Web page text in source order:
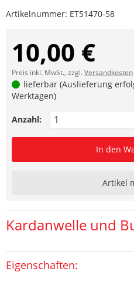
Artikelnummer: ET51470-58
10,00 €
Preis inkl. MwSt., zzgl.Versandkosten
lieferbar (Auslieferung
Werktagen)
Anzahl:
In den
Artikel
Kardanwelle und
Eigenschaften: